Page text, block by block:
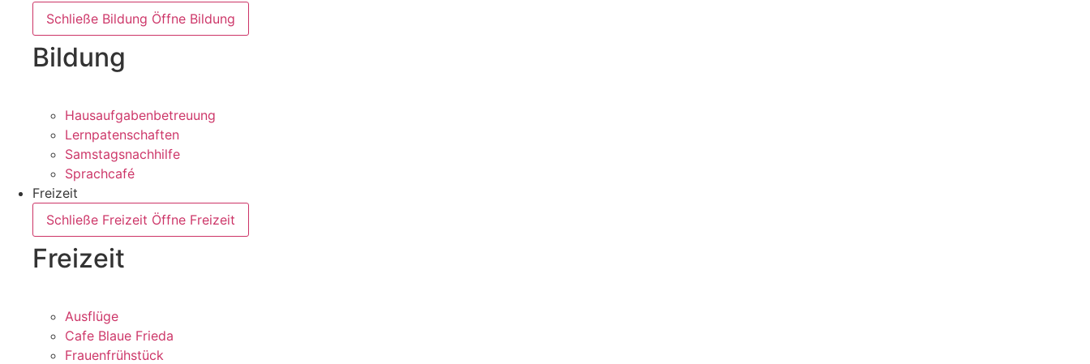
Schließe Bildung Öffne Bildung
Bildung
Hausaufgabenbetreuung
Lernpatenschaften
Samstagsnachhilfe
Sprachcafé
Freizeit
Schließe Freizeit Öffne Freizeit
Freizeit
Ausflüge
Cafe Blaue Frieda
Frauenfrühstück